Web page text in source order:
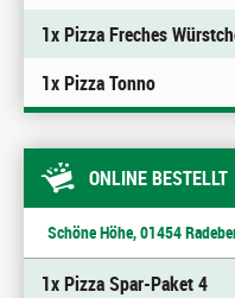
1x Pizza Freches
1x Pizza Tonno
ONLINE BESTELLT
Schöne Höhe, 01454
1x Pizza Spar-Paket 4